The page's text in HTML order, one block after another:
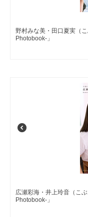
野村みな美・田口夏実（
Photobook-」
広瀬彩海・井上玲音（こ
Photobook-」